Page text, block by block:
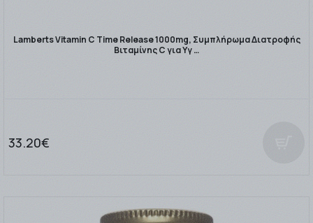
Lamberts Vitamin C Time Release 1000mg, Συμπλήρωμα Διατροφής
Βιταμίνης C για Υγ …
33.20€